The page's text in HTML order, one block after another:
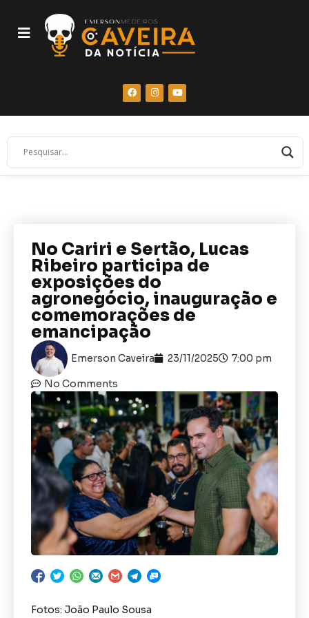
No Cariri e Sertão, Lucas
Ribeiro participa de
exposições do
agronegócio, inauguração e
comemorações de
emancipação
Emerson Caveira 23/11/2025 7:00 pm
No Comments
Fotos: João Paulo Sousa